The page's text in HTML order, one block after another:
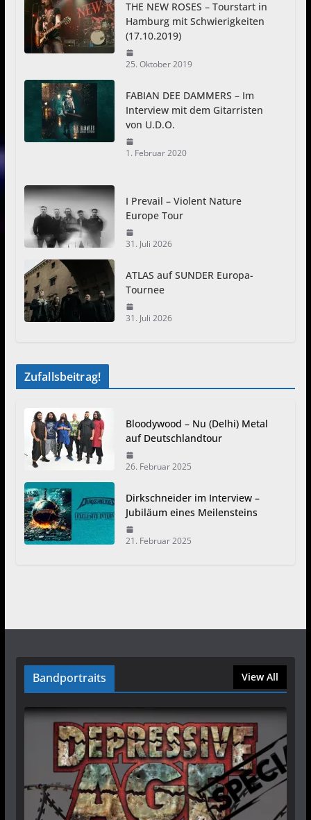
THE NEW ROSES – Tourstart in
Hamburg mit Schwierigkeiten
(17.10.2019)
25. Oktober 2019
FABIAN DEE DAMMERS – Im
Interview mit dem Gitarristen
von U.D.O.
1. Februar 2020
I Prevail – Violent Nature
Europe Tour
31. Juli 2026
ATLAS auf SUNDER Europa-
Tournee
31. Juli 2026
Zufallsbeitrag!
Bloodywood – Nu (Delhi) Metal
auf Deutschlandtour
26. Februar 2025
Dirkschneider im Interview –
Jubiläum eines Meilensteins
21. Februar 2025
Bandportraits View All